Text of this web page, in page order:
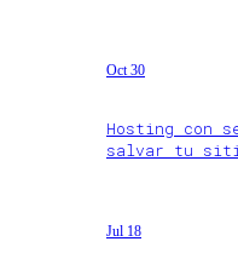
Oct 30
Hosting con
salvar tu
Jul 18